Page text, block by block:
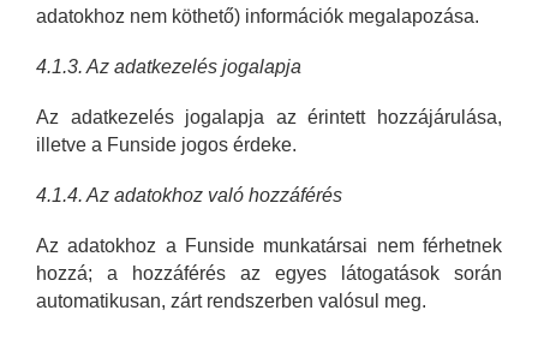
adatokhoz nem köthető) információk megalapozása.
4.1.3. Az adatkezelés jogalapja
Az adatkezelés jogalapja az érintett hozzájárulása,
illetve a Funside jogos érdeke.
4.1.4. Az adatokhoz való hozzáférés
Az adatokhoz a Funside munkatársai nem férhetnek
hozzá; a hozzáférés az egyes látogatások során
automatikusan, zárt rendszerben valósul meg.